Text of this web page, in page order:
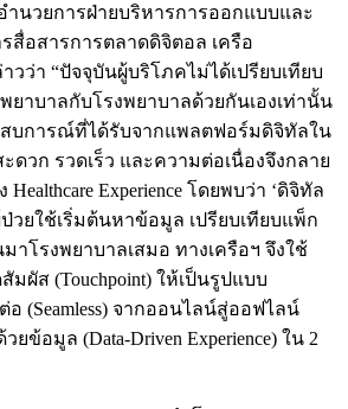
นวยการฝ่ายบริหารการออกแบบและ
สื่อสารการตลาดดิจิตอล เครือ
วว่า “ปัจจุบันผู้บริโภคไม่ได้เปรียบเทียบ
าบาลกับโรงพยาบาลด้วยกันเองเท่านั้น
สบการณ์ที่ได้รับจากแพลตฟอร์มดิจิทัลใน
ดวก รวดเร็ว และความต่อเนื่องจึงกลาย
Experience โดยพบว่า ‘ดิจิทัล
วยใช้เริ่มต้นหาข้อมูล เปรียบเทียบแพ็ก
าโรงพยาบาลเสมอ ทางเครือฯ จึงใช้
ผัส (Touchpoint) ให้เป็นรูปแบบ
อ (Seamless) จากออนไลน์สู่ออฟไลน์
ยข้อมูล (Data-Driven Experience) ใน 2